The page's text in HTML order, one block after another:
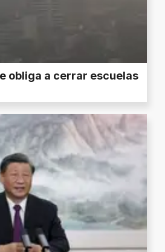
obliga a cerrar escuelas